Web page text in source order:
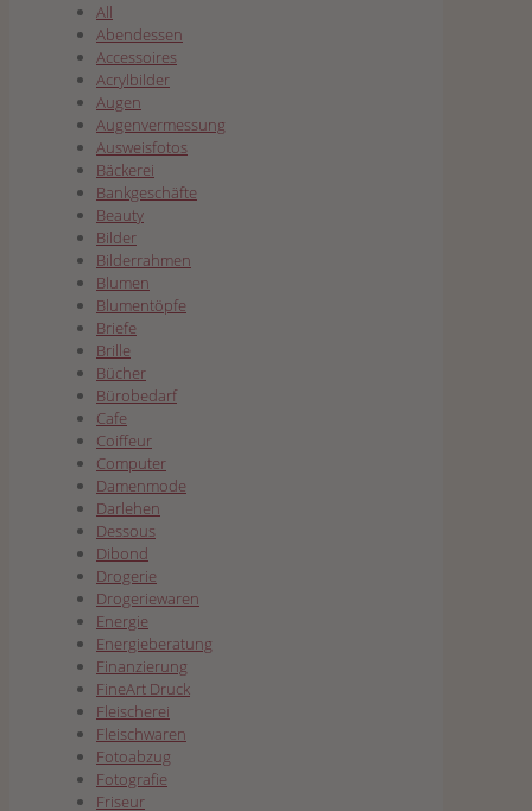
All
Abendessen
Accessoires
Acrylbilder
Augen
Augenvermessung
Ausweisfotos
Bäckerei
Bankgeschäfte
Beauty
Bilder
Bilderrahmen
Blumen
Blumentöpfe
Briefe
Brille
Bücher
Bürobedarf
Cafe
Coiffeur
Computer
Damenmode
Darlehen
Dessous
Dibond
Drogerie
Drogeriewaren
Energie
Energieberatung
Finanzierung
FineArt Druck
Fleischerei
Fleischwaren
Fotoabzug
Fotografie
Friseur